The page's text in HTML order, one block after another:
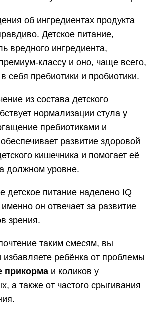
об ингредиентах продукта
Детское питание,
вредного ингредиента,
классу и оно, чаще всего,
себя пребиотики и пробиотики.
из состава детского
нормализации стула у
пребиотиками и
развитие здоровой
кишечника и помогает её
должном уровне.
детское питание наделено IQ
он отвечает за развитие
зрения.
таким смесям, вы
избавляете ребёнка от проблемы
прикорма и коликов у
а также от частого срыгивания